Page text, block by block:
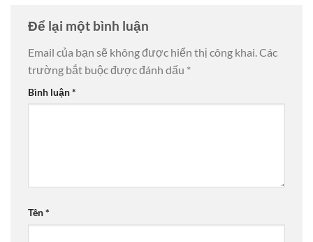
Để lại một bình luận
Email của bạn sẽ không được hiển thị công khai. Các
trường bắt buộc được đánh dấu *
Bình luận*
Tên*